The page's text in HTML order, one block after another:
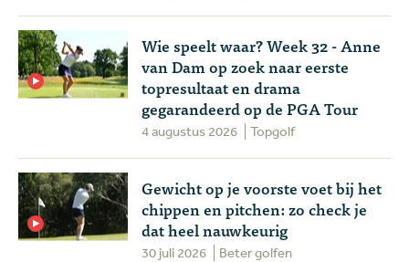
Wie speelt waar? Week 32 - Anne
van Dam op zoek naar eerste
topresultaat en drama
gegarandeerd op de PGA Tour
4 augustus 2026 Topgolf
Gewicht op je voorste voet bij het
chippen en pitchen: zo check je
dat heel nauwkeurig
30 juli 2026 Beter golfen